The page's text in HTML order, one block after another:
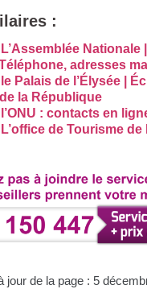
:
Nationale
adresses
Palais de l’Élysée |
la République
: contacts en
de Tourisme de
jour de la page : 5